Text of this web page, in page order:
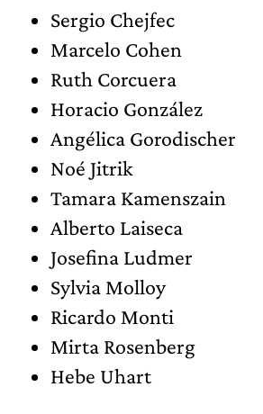
Sergio Chejfec
Marcelo Cohen
Ruth Corcuera
Horacio González
Angélica Gorodischer
Noé Jitrik
Tamara Kamenszain
Alberto Laiseca
Josefina Ludmer
Sylvia Molloy
Ricardo Monti
Mirta Rosenberg
Hebe Uhart